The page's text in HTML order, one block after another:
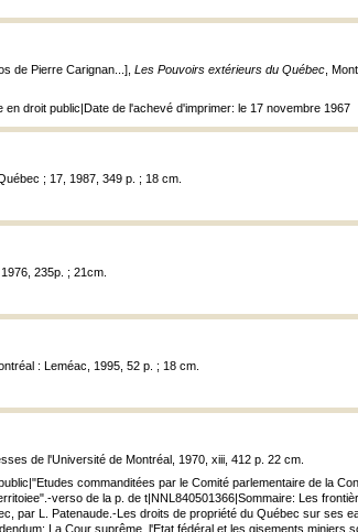
de Pierre Carignan...], Les Pouvoirs extérieurs du Québec ,
droit public|Date de l'achevé d'imprimer: le 17 novembre 1967
; 17, 1987, 349 p. ; 18 cm.
235p. ; 21cm.
: Leméac, 1995, 52 p. ; 18 cm.
de l'Université de Montréal, 1970, xiii, 412 p. 22 cm.
commanditées par le Comité parlementaire de la
verso de la p. de t|NNL840501366|Sommaire: Les
par L. Patenaude.-Les droits de propriété du Québec sur ses
La Cour suprême, l'Etat fédéral et les gisements miniers